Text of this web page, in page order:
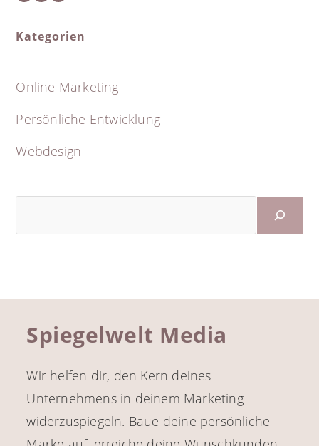
Kategorien
Online Marketing
Persönliche Entwicklung
Webdesign
Spiegelwelt Media
Wir helfen dir, den Kern deines
Unternehmens in deinem Marketing
widerzuspiegeln. Baue deine persönliche